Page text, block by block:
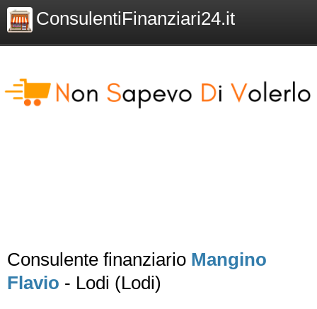
ConsulentiFinanziari24.it
Consulente finanziario Mangino
Flavio - Lodi (Lodi)